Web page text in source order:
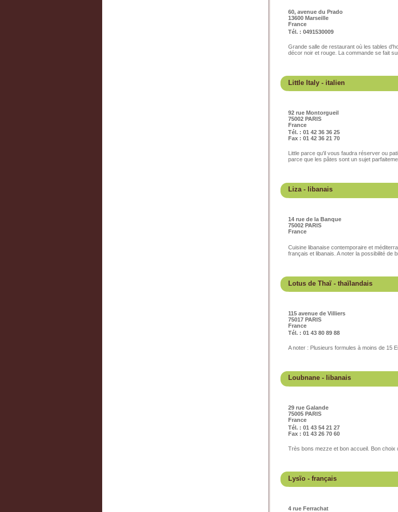
60, avenue du Prado
13600 Marseille
France
Tél. : 0491530009
Grande salle de restaurant où les tables
décor noir et rouge. La commande se fait
Little Italy - italien
92 rue Montorgueil
75002 PARIS
France
Tél. : 01 42 36 36 25
Fax : 01 42 36 21 70
Little parce qu'il vous faudra réserver ou
parce que les pâtes sont un sujet
Liza- libanais
14 rue de la Banque
75002 PARIS
France
Cuisine libanaise contemporaire et
français et libanais. A noter la possibilité de
Lotus de Thaï - thaïlandais
115 avenue de Villiers
75017 PARIS
France
Tél. : 01 43 80 89 88
A noter : Plusieurs formules à moins de 15
Loubnane - libanais
29 rue Galande
75005 PARIS
France
Tél. : 01 43 54 21 27
Fax : 01 43 26 70 60
Très bons mezze et bon accueil. Bon choix
Lysïo - français
4 rue Ferrachat